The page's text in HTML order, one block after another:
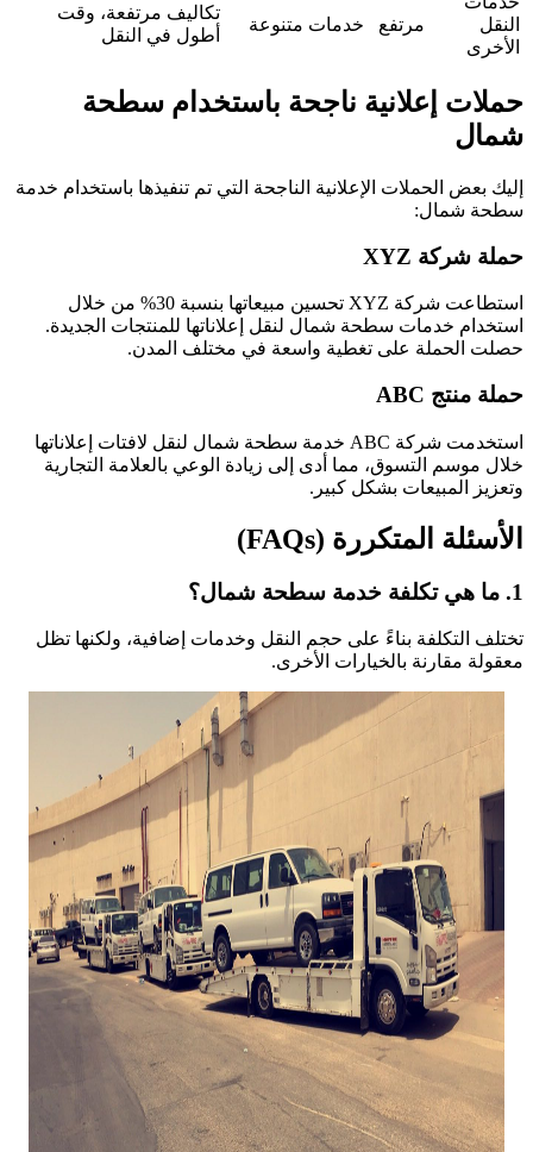
النقل
الأخرى
مرتفع خدمات متنوعة
تكاليف مرتفعة، وقت
أطول في النقل
حملات إعلانية ناجحة باستخدام سطحة
شمال
إليك بعض الحملات الإعلانية الناجحة التي تم تنفيذها باستخدام خدمة
سطحة شمال:
حملة شركة XYZ
استطاعت شركة XYZ تحسين مبيعاتها بنسبة 30% من خلال
استخدام خدمات سطحة شمال لنقل إعلاناتها للمنتجات الجديدة.
حصلت الحملة على تغطية واسعة في مختلف المدن.
حملة منتج ABC
استخدمت شركة ABC خدمة سطحة شمال لنقل لافتات إعلاناتها
خلال موسم التسوق، مما أدى إلى زيادة الوعي بالعلامة التجارية
وتعزيز المبيعات بشكل كبير.
الأسئلة المتكررة (FAQs)
1. ما هي تكلفة خدمة سطحة شمال؟
تختلف التكلفة بناءً على حجم النقل وخدمات إضافية، ولكنها تظل
معقولة مقارنة بالخيارات الأخرى.